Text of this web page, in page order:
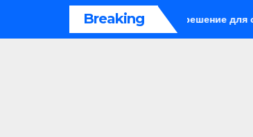
Breaking
универсальное решение для